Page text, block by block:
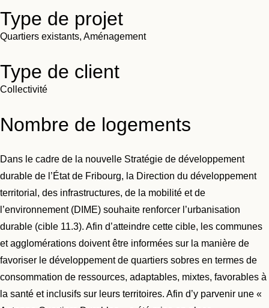
Type de projet
Quartiers existants, Aménagement
Type de client
Collectivité
Nombre de logements
Dans le cadre de la nouvelle Stratégie de développement
durable de l’État de Fribourg, la Direction du développement
territorial, des infrastructures, de la mobilité et de
l’environnement (DIME) souhaite renforcer l’urbanisation
durable (cible 11.3). Afin d’atteindre cette cible, les communes
et agglomérations doivent être informées sur la manière de
favoriser le développement de quartiers sobres en termes de
consommation de ressources, adaptables, mixtes, favorables à
la santé et inclusifs sur leurs territoires. Afin d’y parvenir une «